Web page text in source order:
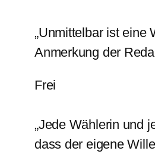
„Unmittelbar ist eine
Anmerkung der
Frei
„Jede Wählerin und
dass der eigene